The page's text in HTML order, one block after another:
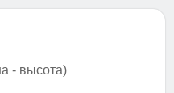
- высота)